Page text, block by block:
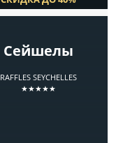
Сейшелы
RAFFLES SEYCHELLES
★★★★★